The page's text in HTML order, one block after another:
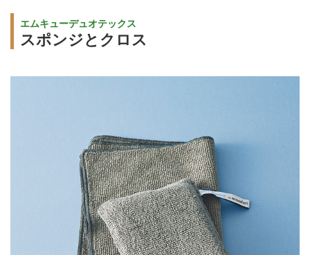
エムキューデュオテックス
スポンジとクロス